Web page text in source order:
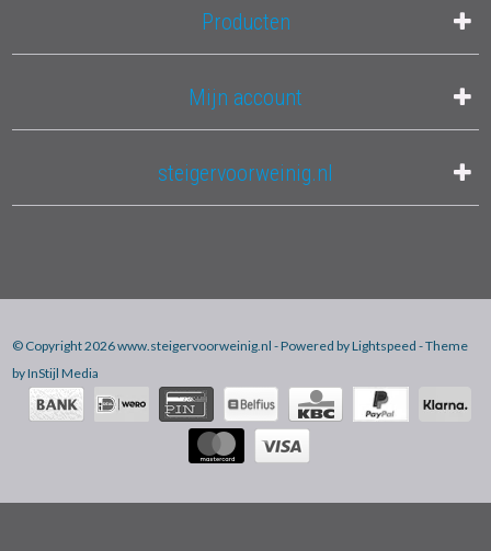
Producten
Mijn account
steigervoorweinig.nl
© Copyright 2026 www.steigervoorweinig.nl - Powered byLightspeed - Theme
byInStijl Media